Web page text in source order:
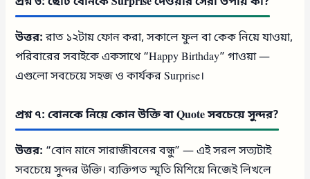
উত্তর:রাত ১২টায় ফোন করা, সকালে ফুল বা কেক নিয়ে যাওয়া,
পরিবারের সবাইকে একসাথে “Happy Birthday” গাওয়া —
এগুলো সবচেয়ে সহজ ও কার্যকর Surprise।
প্রশ্ন ৭: বোনকে নিয়ে কোন উক্তি বা Quote সবচেয়ে সুন্দর?
উত্তর: “বোন মানে সারাজীবনের বন্ধু” — এই সরল সত্যটাই
সবচেয়ে সুন্দর উক্তি। ব্যক্তিগত স্মৃতি মিশিয়ে নিজেই লিখলে